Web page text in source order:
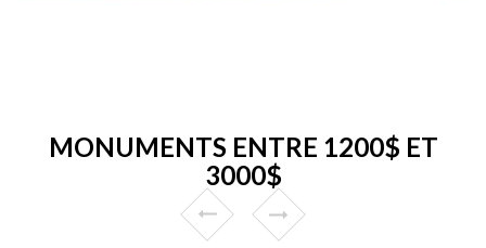
MONUMENTS ENTRE 1200$ ET
3000$